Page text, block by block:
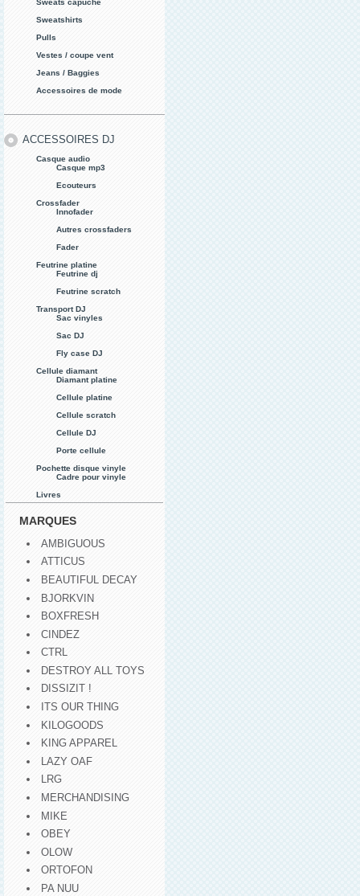
Sweats capuche
Sweatshirts
Pulls
Vestes / coupe vent
Jeans / Baggies
Accessoires de mode
ACCESSOIRES DJ
Casque audio
Casque mp3
Ecouteurs
Crossfader
Innofader
Autres crossfaders
Fader
Feutrine platine
Feutrine dj
Feutrine scratch
Transport DJ
Sac vinyles
Sac DJ
Fly case DJ
Cellule diamant
Diamant platine
Cellule platine
Cellule scratch
Cellule DJ
Porte cellule
Pochette disque vinyle
Cadre pour vinyle
Livres
MARQUES
AMBIGUOUS
ATTICUS
BEAUTIFUL DECAY
BJORKVIN
BOXFRESH
CINDEZ
CTRL
DESTROY ALL TOYS
DISSIZIT !
ITS OUR THING
KILOGOODS
KING APPAREL
LAZY OAF
LRG
MERCHANDISING
MIKE
OBEY
OLOW
ORTOFON
PA NUU